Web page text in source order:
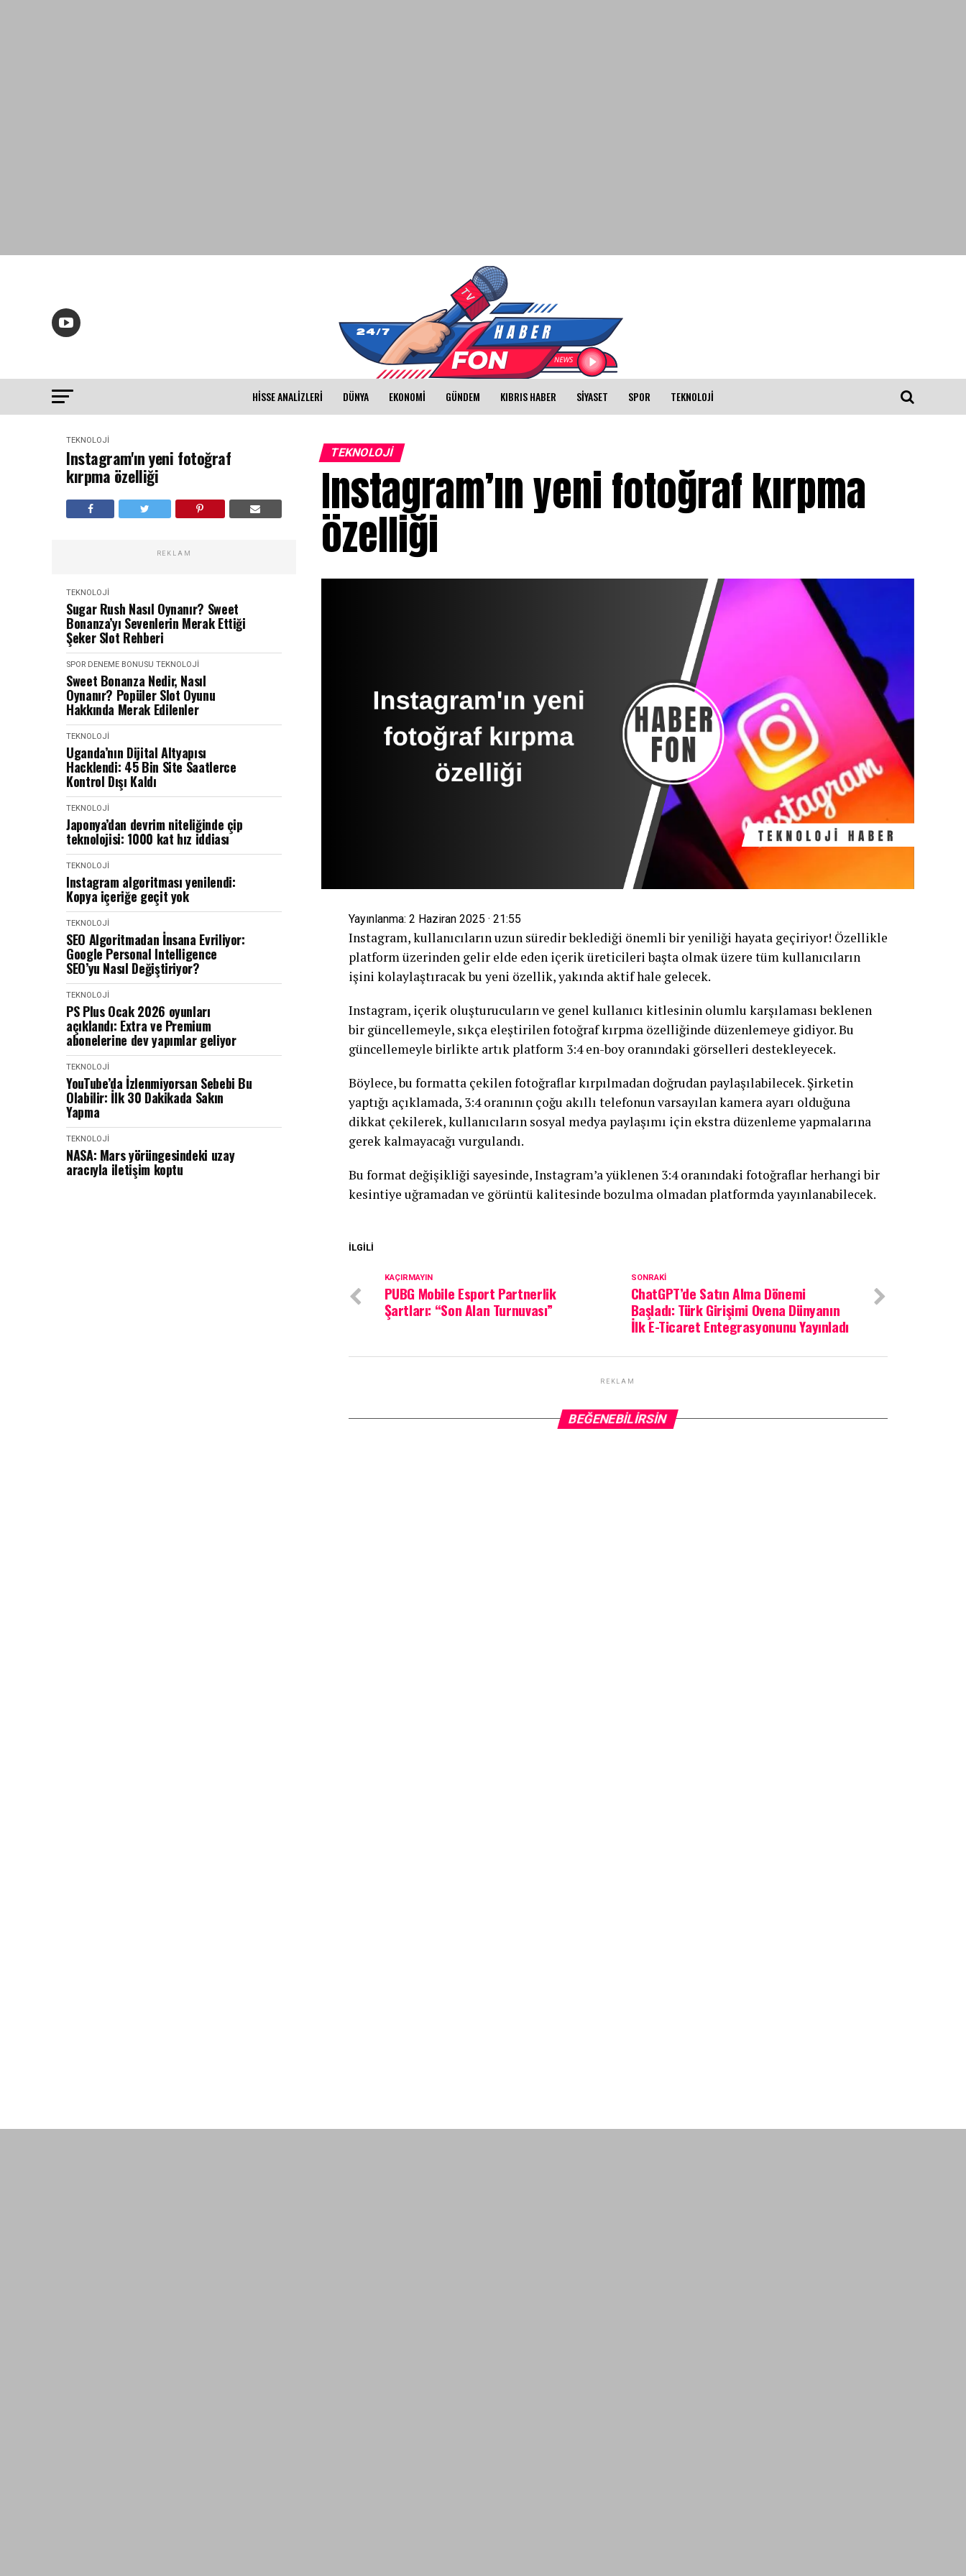
HISSE ANALIZLERI DÜNYA EKONOMİ GÜNDEM KIBRIS HABER SİYASET SPOR TEKNOLOJİ
TEKNOLOJİ
Instagram'ın yeni fotoğraf
kırpma özelliği
REKLAM
TEKNOLOJİ
Sugar Rush Nasıl Oynanır? Sweet
Bonanza’yı Sevenlerin Merak Ettiği
Şeker Slot Rehberi
SPOR DENEME BONUSU TEKNOLOJİ
Sweet Bonanza Nedir, Nasıl
Oynanır? Popüler Slot Oyunu
Hakkında Merak Edilenler
TEKNOLOJİ
Uganda’nın Dijital Altyapısı
Hacklendi: 45 Bin Site Saatlerce
Kontrol Dışı Kaldı
TEKNOLOJİ
Japonya’dan devrim niteliğinde çip
teknolojisi: 1000 kat hız iddiası
TEKNOLOJİ
Instagram algoritması yenilendi:
Kopya içeriğe geçit yok
TEKNOLOJİ
SEO Algoritmadan İnsana Evriliyor:
Google Personal Intelligence
SEO’yu Nasıl Değiştiriyor?
TEKNOLOJİ
PS Plus Ocak 2026 oyunları
açıklandı: Extra ve Premium
abonelerine dev yapımlar geliyor
TEKNOLOJİ
YouTube’da İzlenmiyorsan Sebebi Bu
Olabilir: İlk 30 Dakikada Sakın
Yapma
TEKNOLOJİ
NASA: Mars yörüngesindeki uzay
aracıyla iletişim koptu
TEKNOLOJİ
Instagram’ın yeni fotoğraf kırpma
özelliği
Yayınlanma: 2 Haziran 2025 · 21:55
Instagram, kullanıcıların uzun süredir beklediği önemli bir yeniliği hayata geçiriyor! Özellikle
platform üzerinden gelir elde eden içerik üreticileri başta olmak üzere tüm kullanıcıların
işini kolaylaştıracak bu yeni özellik, yakında aktif hale gelecek.
Instagram, içerik oluşturucuların ve genel kullanıcı kitlesinin olumlu karşılaması beklenen
bir güncellemeyle, sıkça eleştirilen fotoğraf kırpma özelliğinde düzenlemeye gidiyor. Bu
güncellemeyle birlikte artık platform 3:4 en-boy oranındaki görselleri destekleyecek.
Böylece, bu formatta çekilen fotoğraflar kırpılmadan doğrudan paylaşılabilecek. Şirketin
yaptığı açıklamada, 3:4 oranının çoğu akıllı telefonun varsayılan kamera ayarı olduğuna
dikkat çekilerek, kullanıcıların sosyal medya paylaşımı için ekstra düzenleme yapmalarına
gerek kalmayacağı vurgulandı.
Bu format değişikliği sayesinde, Instagram’a yüklenen 3:4 oranındaki fotoğraflar herhangi bir
kesintiye uğramadan ve görüntü kalitesinde bozulma olmadan platformda yayınlanabilecek.
İLGILI
SONRAKI
ChatGPT’de Satın Alma Dönemi
Başladı: Türk Girişimi Ovena Dünyanın
İlk E-Ticaret Entegrasyonunu Yayınladı
KAÇIRMAYIN
PUBG Mobile Esport Partnerlik
Şartları: “Son Alan Turnuvası”
REKLAM
BEĞENEBILIRSIN